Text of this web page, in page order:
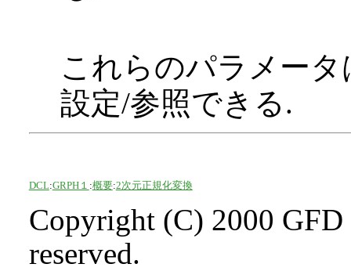
これらのパラメー
設定/参照できる.
DCL:GRPH１ :概要:2次元正規化変換
Copyright (C) 2000
reserved.